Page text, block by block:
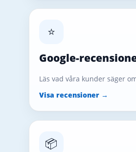
⭐
Google-
Läs vad våra kunder säger
Visa recensioner →
📦